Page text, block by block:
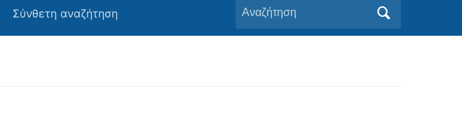
Σύνθετη αναζήτηση
Αναζήτηση
για: